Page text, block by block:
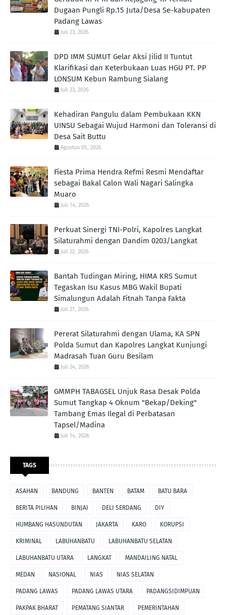
Dugaan Pungli Rp.15 Juta/Desa Se-kabupaten
Padang Lawas
Juli 23, 2026
DPD IMM SUMUT Gelar Aksi Jilid II Tuntut
Klarifikasi dan Keterbukaan Luas HGU PT. PP
LONSUM Kebun Rambung Sialang
Juli 23, 2026
Kehadiran Pangulu dalam Pembukaan KKN
UINSU Sebagai Wujud Harmoni dan Toleransi di
Desa Sait Buttu
Agustus 05, 2026
Fiesta Prima Hendra Refmi Resmi Mendaftar
sebagai Bakal Calon Wali Nagari Salingka
Muaro
Juli 14, 2026
Perkuat Sinergi TNI-Polri, Kapolres Langkat
Silaturahmi dengan Dandim 0203/Langkat
Juli 22, 2026
Bantah Tudingan Miring, HIMA KRS Sumut
Tegaskan Isu Kasus MBG Wakil Bupati
Simalungun Adalah Fitnah Tanpa Fakta
Juli 27, 2026
Pererat Silaturahmi dengan Ulama, KA SPN
Polda Sumut dan Kapolres Langkat Kunjungi
Madrasah Tuan Guru Besilam
Juli 24, 2026
GMMPH TABAGSEL Unjuk Rasa Desak Polda
Sumut Tangkap 4 Oknum "Bekap/Deking"
Tambang Emas Ilegal di Perbatasan
Tapsel/Madina
Juli 14, 2026
TAGS
ASAHAN BANDUNG BANTEN BATAM BATU BARA
BERITA PILIHAN BINJAI DELI SERDANG DIY
HUMBANG HASUNDUTAN JAKARTA KARO KORUPSI
KRIMINAL LABUHANBATU LABUHANBATU SELATAN
LABUHANBATU UTARA LANGKAT MANDAILING NATAL
MEDAN NASIONAL NIAS NIAS SELATAN
PADANG LAWAS PADANG LAWAS UTARA PADANGSIDIMPUAN
PAKPAK BHARAT PEMATANG SIANTAR PEMERINTAHAN